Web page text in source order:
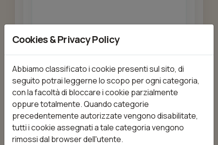
Aggiungi
Acconciatura sposa
da 250,00 €
Cookies & Privacy Policy
Abbiamo classificato i cookie presenti sul sito, di
seguito potrai leggerne lo scopo per ogni categoria,
con la facoltà di bloccare i cookie parzialmente
oppure totalmente. Quando categorie
precedentemente autorizzate vengono disabilitate,
tutti i cookie assegnati a tale categoria vengono
rimossi dal browser dell'utente.